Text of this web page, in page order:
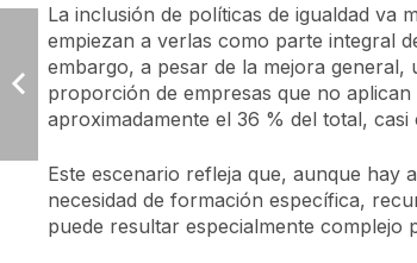
La inclusión de políticas de igualdad va
empiezan a verlas como parte integral
embargo, a pesar de la mejora
proporción de empresas que no
aproximadamente el 36 % del total,
Este escenario refleja que, aunque hay
necesidad de formación específica,
puede resultar especialmente complejo